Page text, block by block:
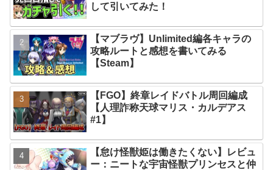
して引いてみた！
【マブラヴ】Unlimited編各キャラの
攻略ルートと感想を書いてみる
【Steam】
【FGO】終章レイドバトル周回編成
【人理詐称天球マリス・カルデアス
#1】
【怠け怪獣姫は働きたくない】レビュ
ー：ニートな宇宙怪獣プリンセスと仲